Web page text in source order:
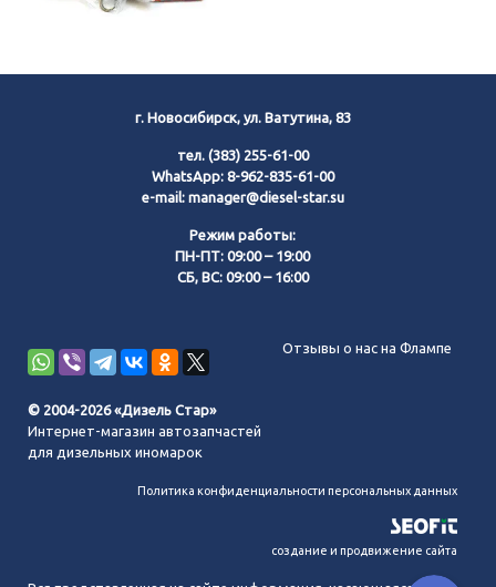
г. Новосибирск, ул. Ватутина, 83
тел. (383) 255-61-00
WhatsApp: 8-962-835-61-00
e-mail: manager@diesel-star.su
Режим работы:
ПН-ПТ: 09:00 – 19:00
СБ, ВС: 09:00 – 16:00
Отзывы о нас на Флампе
© 2004-2026 «Дизель Стар»
Интернет-магазин автозапчастей
для дизельных иномарок
Политика конфиденциальности персональных данных
создание и продвижение сайта